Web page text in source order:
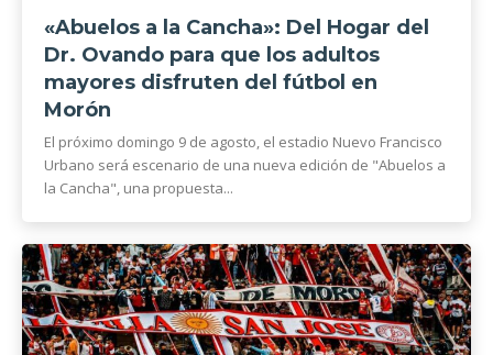
«Abuelos a la Cancha»: Del Hogar del
Dr. Ovando para que los adultos
mayores disfruten del fútbol en
Morón
El próximo domingo 9 de agosto, el estadio Nuevo Francisco
Urbano será escenario de una nueva edición de "Abuelos a
la Cancha", una propuesta...